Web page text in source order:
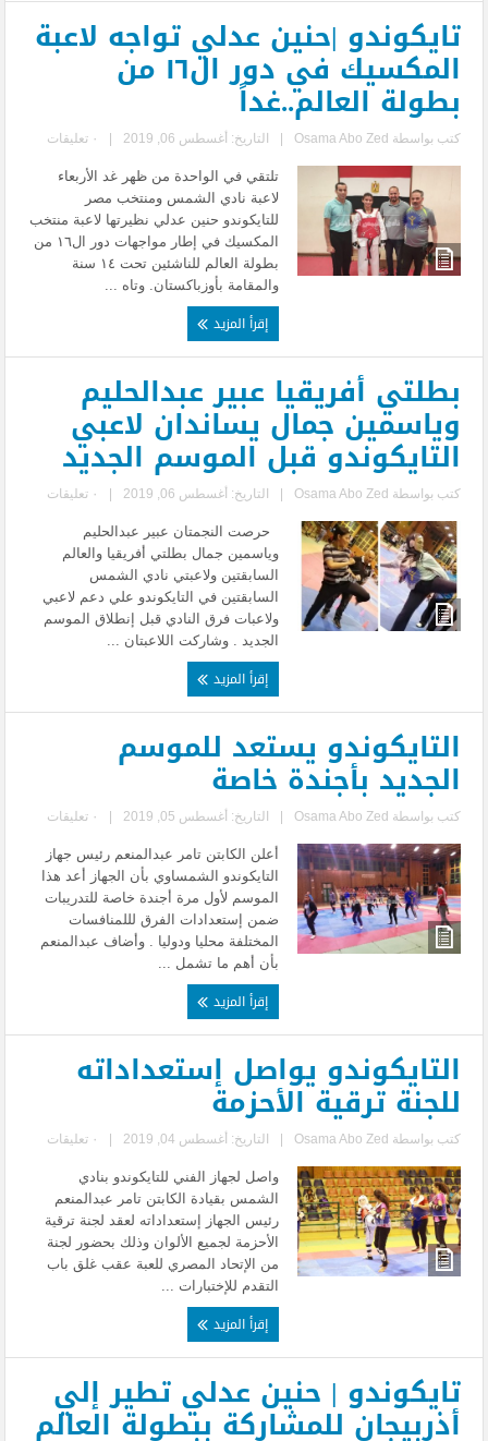
تايكوندو |حنين عدلي تواجه لاعبة
المكسيك في دور ال١٦ من
بطولة العالم..غداً
كتب بواسطة Osama Abo Zed التاريخ: أغسطس 06, 2019 ٠ تعليقات
تلتقي في الواحدة من ظهر غد الأربعاء
لاعبة نادي الشمس ومنتخب مصر
للتايكوندو حنين عدلي نظيرتها لاعبة منتخب
المكسيك في إطار مواجهات دور ال١٦ من
بطولة العالم للناشئين تحت ١٤ سنة
والمقامة بأوزباكستان. وتاه ...
إقرأ المزيد
بطلتي أفريقيا عبير عبدالحليم
وياسمين جمال يساندان لاعبي
التايكوندو قبل الموسم الجديد
كتب بواسطة Osama Abo Zed التاريخ: أغسطس 06, 2019 ٠ تعليقات
حرصت النجمتان عبير عبدالحليم
وياسمين جمال بطلتي أفريقيا والعالم
السابقتين ولاعبتي نادي الشمس
السابقتين في التايكوندو علي دعم لاعبي
ولاعبات فرق النادي قبل إنطلاق الموسم
الجديد . وشاركت اللاعبتان ...
إقرأ المزيد
التايكوندو يستعد للموسم
الجديد بأجندة خاصة
كتب بواسطة Osama Abo Zed التاريخ: أغسطس 05, 2019 ٠ تعليقات
أعلن الكابتن تامر عبدالمنعم رئيس جهاز
التايكوندو الشمساوي بأن الجهاز أعد هذا
الموسم لأول مرة أجندة خاصة للتدريبات
ضمن إستعدادات الفرق لللمنافسات
المختلفة محليا ودوليا . وأضاف عبدالمنعم
بأن أهم ما تشمل ...
إقرأ المزيد
التايكوندو يواصل إستعداداته
للجنة ترقية الأحزمة
كتب بواسطة Osama Abo Zed التاريخ: أغسطس 04, 2019 ٠ تعليقات
واصل لجهاز الفني للتايكوندو بنادي
الشمس بقيادة الكابتن تامر عبدالمنعم
رئيس الجهاز إستعداداته لعقد لجنة ترقية
الأحزمة لجميع الألوان وذلك بحضور لجنة
من الإتحاد المصري للعبة عقب غلق باب
التقدم للإختبارات ...
إقرأ المزيد
تايكوندو | حنين عدلي تطير إلي
أذربيجان للمشاركة ببطولة العالم